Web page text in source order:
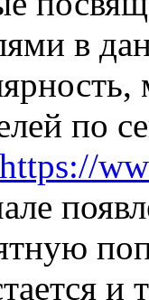
в
по
https://
и